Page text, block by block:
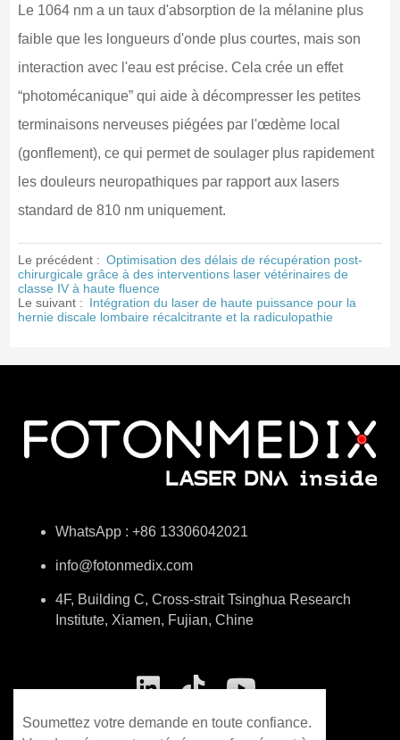
Le 1064 nm a un taux d'absorption de la mélanine plus
faible que les longueurs d'onde plus courtes, mais son
interaction avec l'eau est précise. Cela crée un effet
“photomécanique” qui aide à décompresser les petites
terminaisons nerveuses piégées par l'œdème local
(gonflement), ce qui permet de soulager plus rapidement
les douleurs neuropathiques par rapport aux lasers
standard de 810 nm uniquement.
Le précédent : Optimisation des délais de récupération post-
chirurgicale grâce à des interventions laser vétérinaires de
classe IV à haute fluence
Le suivant : Intégration du laser de haute puissance pour la
hernie discale lombaire récalcitrante et la radiculopathie
WhatsApp : +86 13306042021
info@fotonmedix.com
4F, Building C, Cross-strait Tsinghua Research
Institute, Xiamen, Fujian, Chine
Soumettez votre demande en toute confiance.